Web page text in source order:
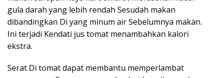
gula darah yang lebih rendah Sesudah makan
dibandingkan Di yang minum air Sebelumnya makan.
Ini terjadi Kendati jus tomat menambahkan kalori
ekstra.
Serat Di tomat dapat membantu memperlambat